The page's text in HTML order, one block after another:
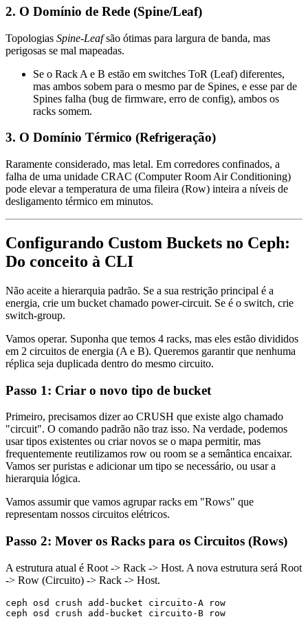
2. O Domínio de Rede (Spine/Leaf)
Topologias Spine-Leafsão ótimas para largura de banda, mas
perigosas se mal mapeadas.
Se o Rack A e B estão em switches ToR (Leaf) diferentes,
mas ambos sobem para o mesmo par de Spines, e esse par de
Spines falha (bug de firmware, erro de config), ambos os
racks somem.
3. O Domínio Térmico (Refrigeração)
Raramente considerado, mas letal. Em corredores confinados, a
falha de uma unidade CRAC (Computer Room Air Conditioning)
pode elevar a temperatura de uma fileira (Row) inteira a níveis de
desligamento térmico em minutos.
Configurando Custom Buckets no Ceph:
Do conceito à CLI
Não aceite a hierarquia padrão. Se a sua restrição principal é a
energia, crie um bucket chamado power-circuit. Se é o switch, crie
switch-group.
Vamos operar. Suponha que temos 4 racks, mas eles estão divididos
em 2 circuitos de energia (A e B). Queremos garantir que nenhuma
réplica seja duplicada dentro do mesmo circuito.
Passo 1: Criar o novo tipo de bucket
Primeiro, precisamos dizer ao CRUSH que existe algo chamado
"circuit". O comando padrão não traz isso. Na verdade, podemos
usar tipos existentes ou criar novos se o mapa permitir, mas
frequentemente reutilizamos row ou room se a semântica encaixar.
Vamos ser puristas e adicionar um tipo se necessário, ou usar a
hierarquia lógica.
Vamos assumir que vamos agrupar racks em "Rows" que
representam nossos circuitos elétricos.
Passo 2: Mover os Racks para os Circuitos (Rows)
A estrutura atual é Root -> Rack -> Host. A nova estrutura será Root
-> Row (Circuito) -> Rack -> Host.
ceph osd crush add-bucket circuito-A row
ceph osd crush add-bucket circuito-B row